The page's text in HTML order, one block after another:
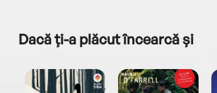
Dacă ți-a plăcut încearcă și